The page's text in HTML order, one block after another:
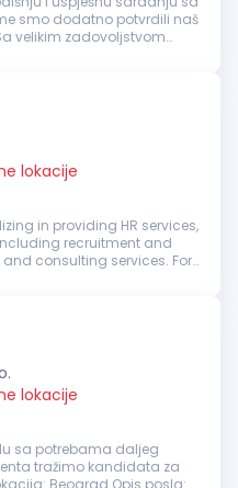
smo dodatno potvrdili naš
velikim zadovoljstvom
lokacije
in providing HR services,
recruitment and
consulting services. For
lokacije
sa potrebama daljeg
tražimo kandidata za
Beograd Opis posla: